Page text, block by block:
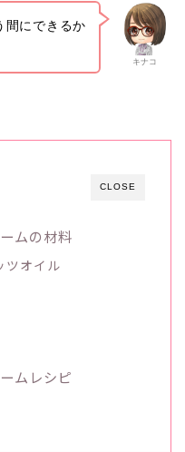
キナコ
にできるか
CLOSE
ムの材料
ツオイル
ムレシピ